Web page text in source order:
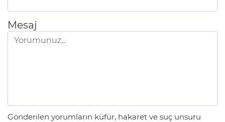
Mesaj
Gönderilen yorumların küfür, hakaret ve suç unsuru